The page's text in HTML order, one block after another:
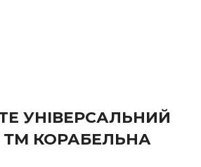
УНІВЕРСАЛЬНИЙ
КОРАБЕЛЬНА